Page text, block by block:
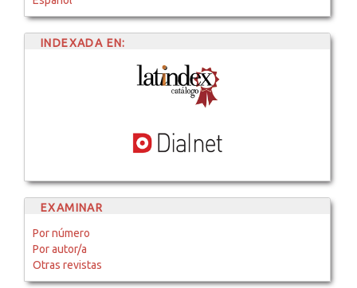
INDEXADA EN:
EXAMINAR
Por número
Por autor/a
Otras revistas